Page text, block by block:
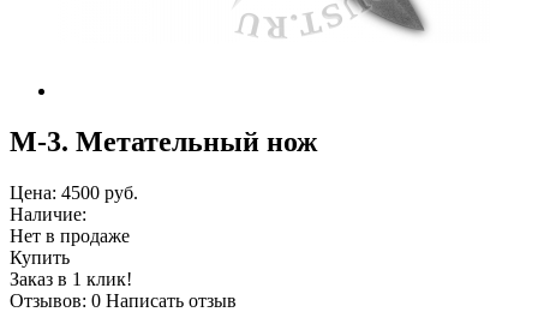
М-3. Метательный нож
Цена: 4500 руб.
Наличие:
Нет в продаже
Купить
Заказ в 1 клик!
Отзывов: 0 Написать отзыв